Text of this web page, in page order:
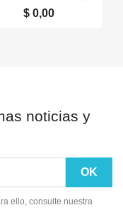
$ 0,00
noticias y
ello, consulte nuestra